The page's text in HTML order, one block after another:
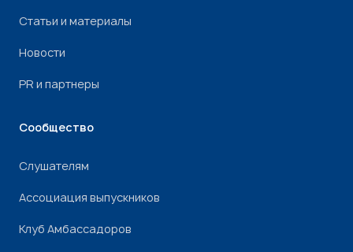
Статьи и материалы
Новости
PR и партнеры
Сообщество
Слушателям
Ассоциация выпускников
Клуб Амбассадоров